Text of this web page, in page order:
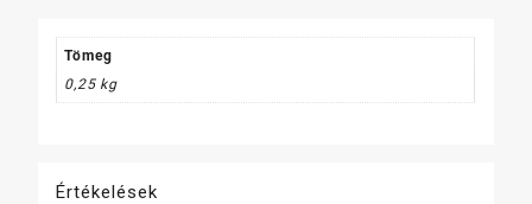
Tömeg
0,25 kg
Értékelések